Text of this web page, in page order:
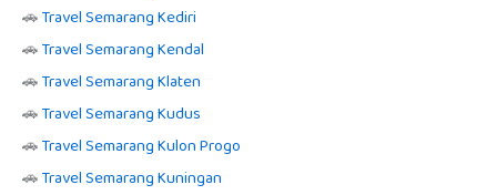
🚗Travel Semarang Kediri
🚗Travel Semarang Kendal
🚗Travel Semarang Klaten
🚗Travel Semarang Kudus
🚗Travel Semarang Kulon Progo
🚗Travel Semarang Kuningan